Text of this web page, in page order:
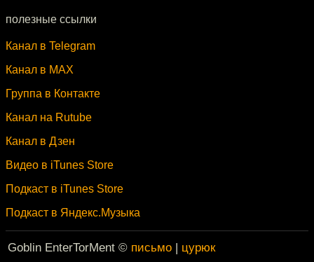
полезные ссылки
Канал в Telegram
Канал в MAX
Группа в Контакте
Канал на Rutube
Канал в Дзен
Видео в iTunes Store
Подкаст в iTunes Store
Подкаст в Яндекс.Музыка
Goblin EnterTorMent © письмо | цурюк